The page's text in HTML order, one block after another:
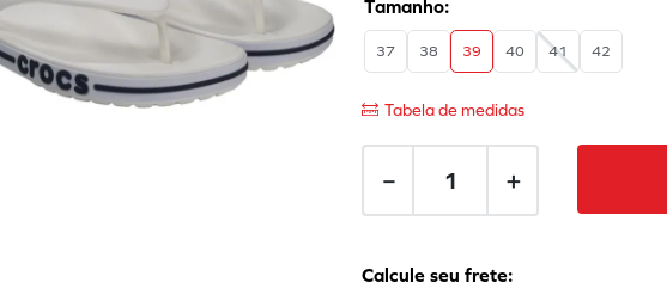
37 38 39 40 41 42
Tabela de medidas
＋
－